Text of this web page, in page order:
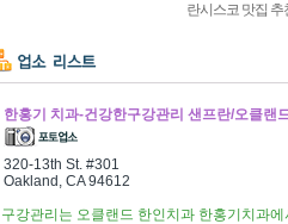
란시스코 맛집 추
한홍기 치과-건강한구강관리 샌프란/오클
320-13th St. #301
Oakland, CA 94612
구강관리는 오클랜드 한인치과 한홍기치과에